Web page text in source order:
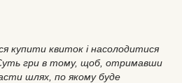
купити квиток і насолодитися
гри в тому, щоб, отримавши
шлях, по якому буде